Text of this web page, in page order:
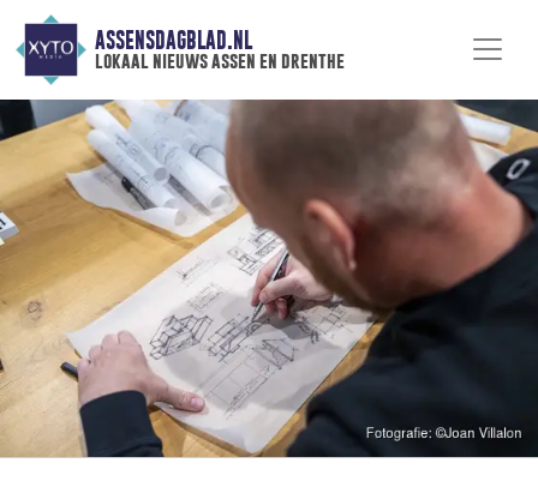
ASSENSDAGBLAD.NL
lokaal nieuws assen en drenthe